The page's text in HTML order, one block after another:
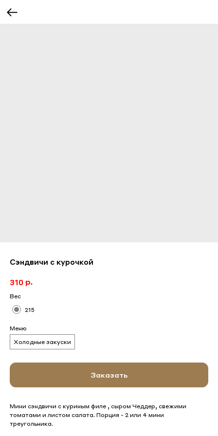
Сэндвичи с курочкой
310 р.
Вес
215
Меню
Холодные закуски
Заказать
Мини сэндвичи с куриным филе , сыром Чеддер, свежими
томатами и листом салата. Порция - 2 или 4 мини
треугольника.